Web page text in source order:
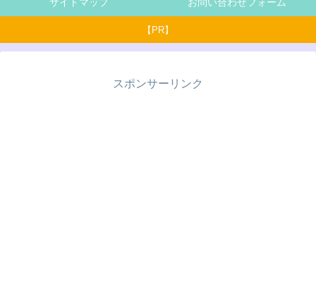
【PR】
スポンサーリンク